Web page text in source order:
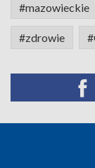
#mazowieckie
#zdrowie